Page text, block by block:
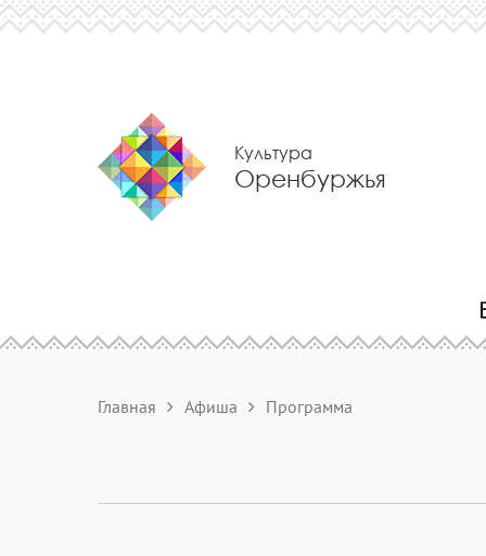
Культура
Оренбуржья
Главная Афиша Программа